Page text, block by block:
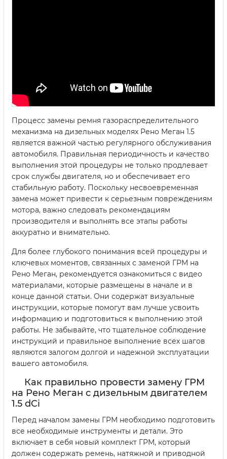
Процесс замены ремня газораспределительного
механизма на дизельных моделях Рено Меган 1.5
является важной частью регулярного обслуживания
автомобиля. Правильная периодичность и качество
выполнения этой процедуры не только продлевает
срок службы двигателя, но и обеспечивает его
стабильную работу. Поскольку несвоевременная
замена может привести к серьезным повреждениям
мотора, важно следовать рекомендациям
производителя и выполнять все этапы работы
аккуратно и внимательно.
Для более глубокого понимания всей процедуры и
ключевых моментов, связанных с заменой ГРМ на
Рено Меган, рекомендуется ознакомиться с видео
материалами, которые размещены в начале и в
конце данной статьи. Они содержат визуальные
инструкции, которые помогут вам лучше усвоить
информацию и подготовиться к выполнению этой
работы. Не забывайте, что тщательное соблюдение
инструкций и правильное выполнение всех шагов
являются залогом долгой и надежной эксплуатации
вашего автомобиля.
Как правильно провести замену ГРМ
на Рено Меган с дизельным двигателем
1.5 dCi
Перед началом замены ГРМ необходимо подготовить
все необходимые инструменты и детали. Это
включает в себя новый комплект ГРМ, который
должен содержать ремень, натяжной и приводной